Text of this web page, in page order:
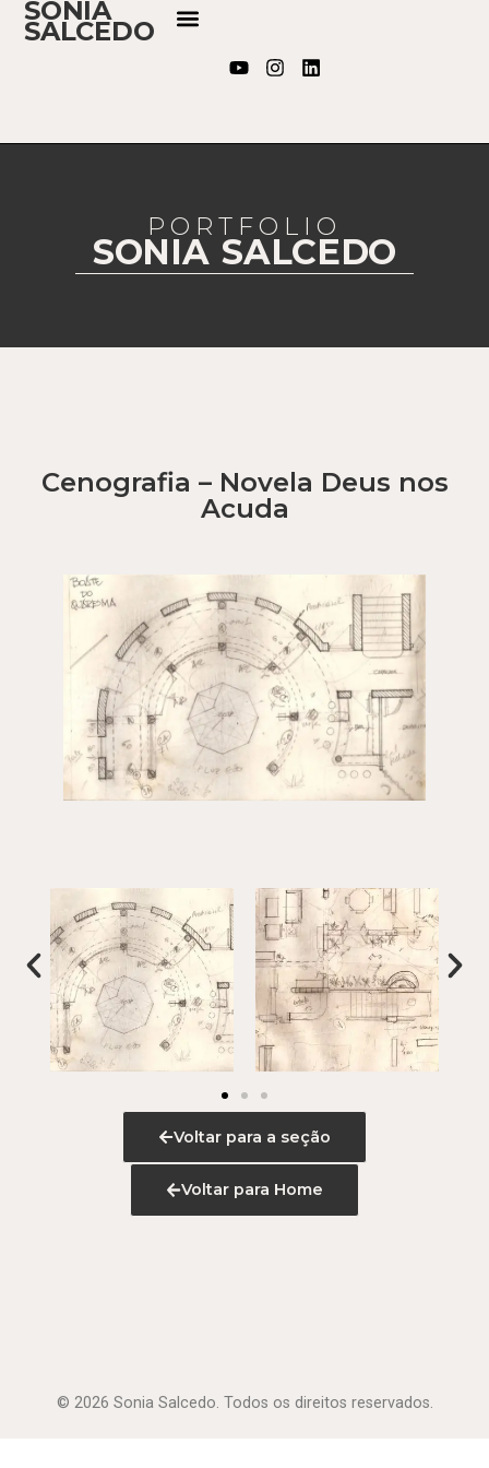
SONIA
SALCEDO
PORTFOLIO
SONIA SALCEDO
Cenografia – Novela Deus nos
Acuda
Voltar para a seção
Voltar para Home
© 2026 Sonia Salcedo. Todos os direitos reservados.